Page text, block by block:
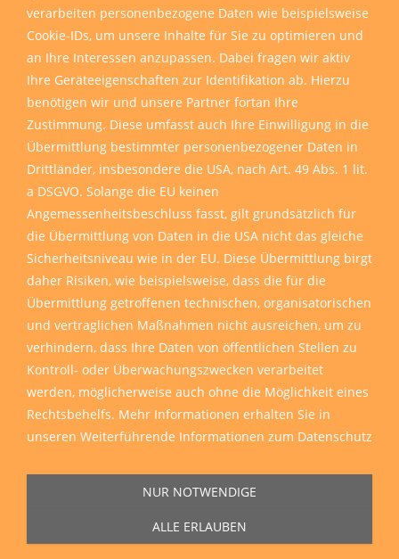
verarbeiten personenbezogene Daten wie beispielsweise
Cookie-IDs, um unsere Inhalte für Sie zu optimieren und
an Ihre Interessen anzupassen. Dabei fragen wir aktiv
Ihre Geräteeigenschaften zur Identifikation ab. Hierzu
benötigen wir und unsere Partner fortan Ihre
Zustimmung. Diese umfasst auch Ihre Einwilligung in die
Übermittlung bestimmter personenbezogener Daten in
Drittländer, insbesondere die USA, nach Art. 49 Abs. 1 lit.
a DSGVO. Solange die EU keinen
Angemessenheitsbeschluss fasst, gilt grundsätzlich für
die Übermittlung von Daten in die USA nicht das gleiche
Sicherheitsniveau wie in der EU. Diese Übermittlung birgt
daher Risiken, wie beispielsweise, dass die für die
Übermittlung getroffenen technischen, organisatorischen
und vertraglichen Maßnahmen nicht ausreichen, um zu
verhindern, dass Ihre Daten von öffentlichen Stellen zu
Kontroll- oder Überwachungszwecken verarbeitet
werden, möglicherweise auch ohne die Möglichkeit eines
Rechtsbehelfs. Mehr Informationen erhalten Sie in
unseren Weiterführende Informationen zum Datenschutz
NUR NOTWENDIGE
ALLE ERLAUBEN